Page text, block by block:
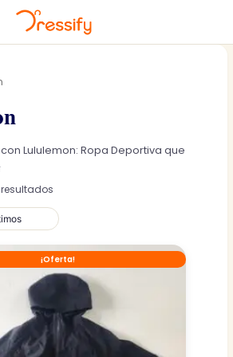
Lululemon: Ropa Deportiva que
los
últimos
¡Oferta!